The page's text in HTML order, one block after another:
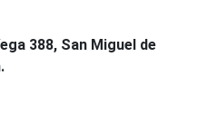
388, San Miguel de